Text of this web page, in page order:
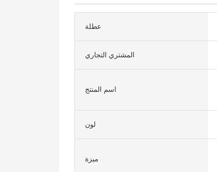
عطلة
المشتري التجاري
اسم المنتج
لون
ميزة